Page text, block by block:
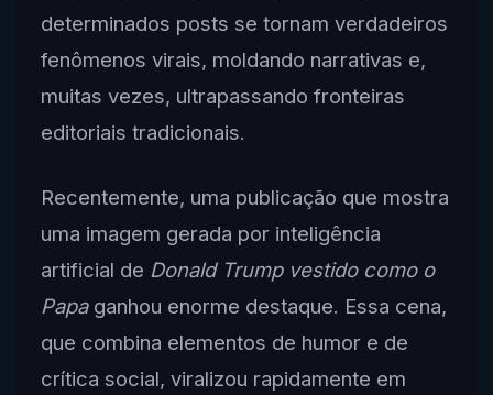
determinados posts se tornam verdadeiros
fenômenos virais, moldando narrativas e,
muitas vezes, ultrapassando fronteiras
editoriais tradicionais.
Recentemente, uma publicação que mostra
uma imagem gerada por inteligência
artificial de Donald Trump vestido como o
Papaganhou enorme destaque. Essa cena,
que combina elementos de humor e de
crítica social, viralizou rapidamente em